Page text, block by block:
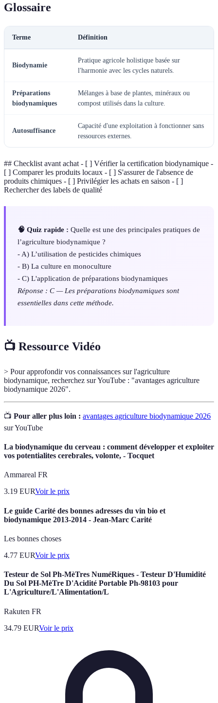
Glossaire
Terme Définition
Biodynamie
Pratique agricole holistique basée sur
l'harmonie avec les cycles naturels.
Préparations
biodynamiques
Mélanges à base de plantes, minéraux ou
compost utilisés dans la culture.
Autosuffisance
Capacité d'une exploitation à fonctionner sans
ressources externes.
## Checklist avant achat - [ ] Vérifier la certification biodynamique -
[ ] Comparer les produits locaux - [ ] S'assurer de l'absence de
produits chimiques - [ ] Privilégier les achats en saison - [ ]
Rechercher des labels de qualité
🧠 Quiz rapide : Quelle est une des principales pratiques de
l’agriculture biodynamique ?
- A) L’utilisation de pesticides chimiques
- B) La culture en monoculture
- C) L'application de préparations biodynamiques
Réponse : C — Les préparations biodynamiques sont
essentielles dans cette méthode.
📺 Ressource Vidéo
> Pour approfondir vos connaissances sur l'agriculture
biodynamique, recherchez sur YouTube : "avantages agriculture
biodynamique 2026".
📺 Pour aller plus loin : avantages agriculture biodynamique 2026
sur YouTube
La biodynamique du cerveau : comment développer et exploiter
vos potentialites cerebrales, volonte, - Tocquet
Ammareal FR
3.19 EURVoir le prix
Le guide Carité des bonnes adresses du vin bio et
biodynamique 2013-2014 - Jean-Marc Carité
Les bonnes choses
4.77 EURVoir le prix
Testeur de Sol Ph-MèTres NuméRiques - Testeur D'Humidité
Du Sol PH-MèTre D'Acidité Portable Ph-98103 pour
L'Agriculture/L'Alimentation/L
Rakuten FR
34.79 EURVoir le prix